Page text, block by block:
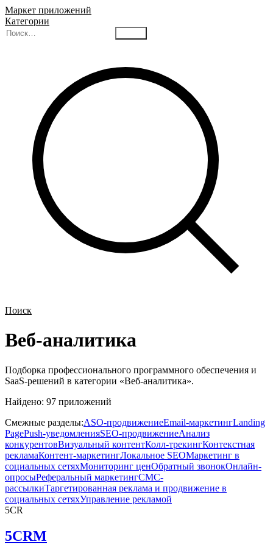
Маркет приложений
Категории
Поиск
Веб-аналитика
Подборка профессионального программного обеспечения и
SaaS-решений в категории «Веб-аналитика».
Найдено: 97 приложений
Смежные разделы:ASO-продвижениеEmail-маркетингLanding
PagePush-уведомленияSEO-продвижениеАнализ
конкурентовВизуальный контентКолл-трекингКонтекстная
рекламаКонтент-маркетингЛокальное SEOМаркетинг в
социальных сетяхМониторинг ценОбратный звонокОнлайн-
опросыРеферальный маркетингСМС-
рассылкиТаргетированная реклама и продвижение в
социальных сетяхУправление рекламой
5CR
5CRM